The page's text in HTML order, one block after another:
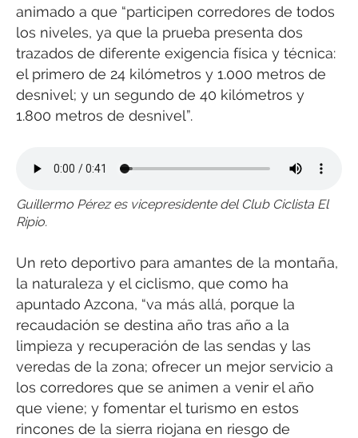
animado a que “participen corredores de todos
los niveles, ya que la prueba presenta dos
trazados de diferente exigencia física y técnica:
el primero de 24 kilómetros y 1.000 metros de
desnivel; y un segundo de 40 kilómetros y
1.800 metros de desnivel”.
Guillermo Pérez es vicepresidente del Club Ciclista El
Ripio.
Un reto deportivo para amantes de la montaña,
la naturaleza y el ciclismo, que como ha
apuntado Azcona, “va más allá, porque la
recaudación se destina año tras año a la
limpieza y recuperación de las sendas y las
veredas de la zona; ofrecer un mejor servicio a
los corredores que se animen a venir el año
que viene; y fomentar el turismo en estos
rincones de la sierra riojana en riesgo de